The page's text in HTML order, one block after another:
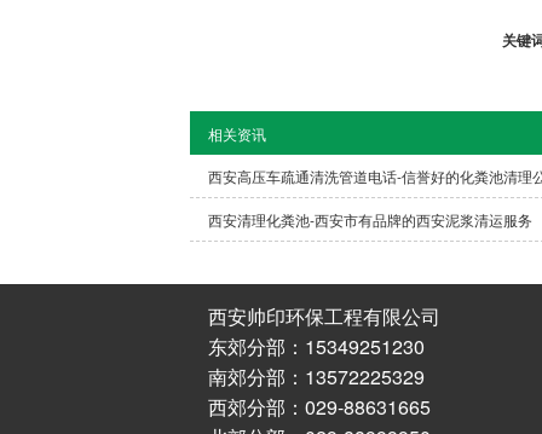
关键
相关资讯
西安高压车疏通清洗管道电话-信誉好的化粪池清理
西安清理化粪池-西安市有品牌的西安泥浆清运服务
西安帅印环保工程有限公司
东郊分部：15349251230
南郊分部：13572225329
西郊分部：029-88631665